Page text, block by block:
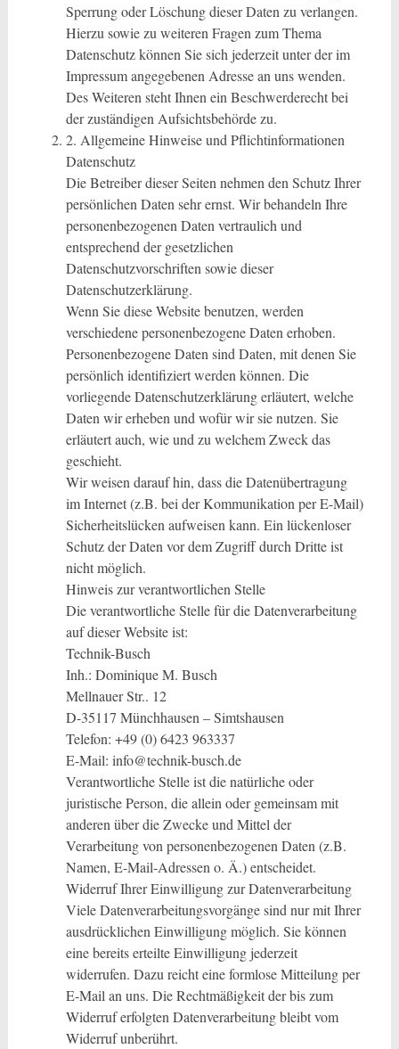
Sperrung oder Löschung dieser Daten zu verlangen.
Hierzu sowie zu weiteren Fragen zum Thema
Datenschutz können Sie sich jederzeit unter der im
Impressum angegebenen Adresse an uns wenden.
Des Weiteren steht Ihnen ein Beschwerderecht bei
der zuständigen Aufsichtsbehörde zu.
2. Allgemeine Hinweise und Pflichtinformationen
Datenschutz
Die Betreiber dieser Seiten nehmen den Schutz Ihrer
persönlichen Daten sehr ernst. Wir behandeln Ihre
personenbezogenen Daten vertraulich und
entsprechend der gesetzlichen
Datenschutzvorschriften sowie dieser
Datenschutzerklärung.
Wenn Sie diese Website benutzen, werden
verschiedene personenbezogene Daten erhoben.
Personenbezogene Daten sind Daten, mit denen Sie
persönlich identifiziert werden können. Die
vorliegende Datenschutzerklärung erläutert, welche
Daten wir erheben und wofür wir sie nutzen. Sie
erläutert auch, wie und zu welchem Zweck das
geschieht.
Wir weisen darauf hin, dass die Datenübertragung
im Internet (z.B. bei der Kommunikation per E-Mail)
Sicherheitslücken aufweisen kann. Ein lückenloser
Schutz der Daten vor dem Zugriff durch Dritte ist
nicht möglich.
Hinweis zur verantwortlichen Stelle
Die verantwortliche Stelle für die Datenverarbeitung
auf dieser Website ist:
Technik-Busch
Inh.: Dominique M. Busch
Mellnauer Str.. 12
D-35117 Münchhausen – Simtshausen
Telefon: +49 (0) 6423 963337
E-Mail: info@technik-busch.de
Verantwortliche Stelle ist die natürliche oder
juristische Person, die allein oder gemeinsam mit
anderen über die Zwecke und Mittel der
Verarbeitung von personenbezogenen Daten (z.B.
Namen, E-Mail-Adressen o. Ä.) entscheidet.
Widerruf Ihrer Einwilligung zur Datenverarbeitung
Viele Datenverarbeitungsvorgänge sind nur mit Ihrer
ausdrücklichen Einwilligung möglich. Sie können
eine bereits erteilte Einwilligung jederzeit
widerrufen. Dazu reicht eine formlose Mitteilung per
E-Mail an uns. Die Rechtmäßigkeit der bis zum
Widerruf erfolgten Datenverarbeitung bleibt vom
Widerruf unberührt.